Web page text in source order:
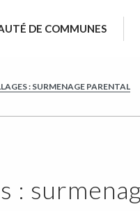
DE COMMUNES
: SURMENAGE PARENTAL
: